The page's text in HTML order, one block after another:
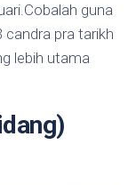
guna
pra tarikh
lebih utama